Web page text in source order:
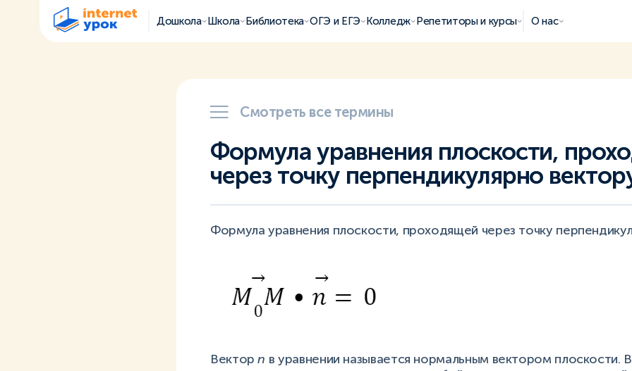
Дошкола Школа Библиотека ОГЭ и ЕГЭ Колледж Репетиторы и курсы О нас
Смотреть все термины
Формула уравнения плоскости,
через точку перпендикулярно
Формула уравнения плоскости, проходящей через точку
Векторn в уравнении называется нормальным вектором плоскости.